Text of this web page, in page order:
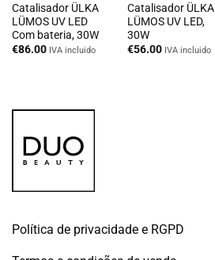
Catalisador ÜLKA
LÜMOS UV LED
Com bateria, 30W
€86.00 IVA incluido
Catalisador ÜLKA
LÜMOS UV LED,
30W
€56.00 IVA incluido
Política de privacidade e RGPD